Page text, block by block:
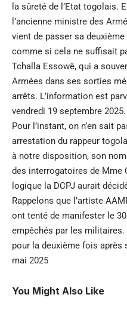
la sûreté de l’Etat togolais.
l’ancienne ministre des
vient de passer sa
comme si cela ne suffisait
Tchalla Essowê, qui a
Armées dans ses sorties
arrêts. L’information est
vendredi 19 septembre 2025.
Pour l’instant, on n’en sait
arrestation du rappeur
à notre disposition, son
des interrogatoires de Mme
logique la DCPJ aurait
Rappelons que l’artiste
ont tenté de manifester le
empêchés par les
pour la deuxième fois
mai 2025
You Might Also Like